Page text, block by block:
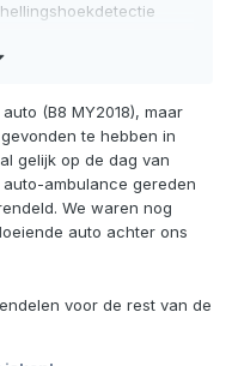
wél weer over een
MY2018 die meer
(B8 MY2018), maar
te hebben in
gelijk op de dag van
ambulance gereden
We waren nog
auto achter ons
voor de rest van de